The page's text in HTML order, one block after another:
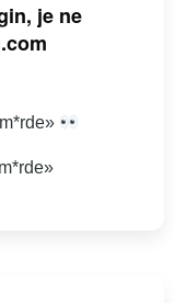
je ne